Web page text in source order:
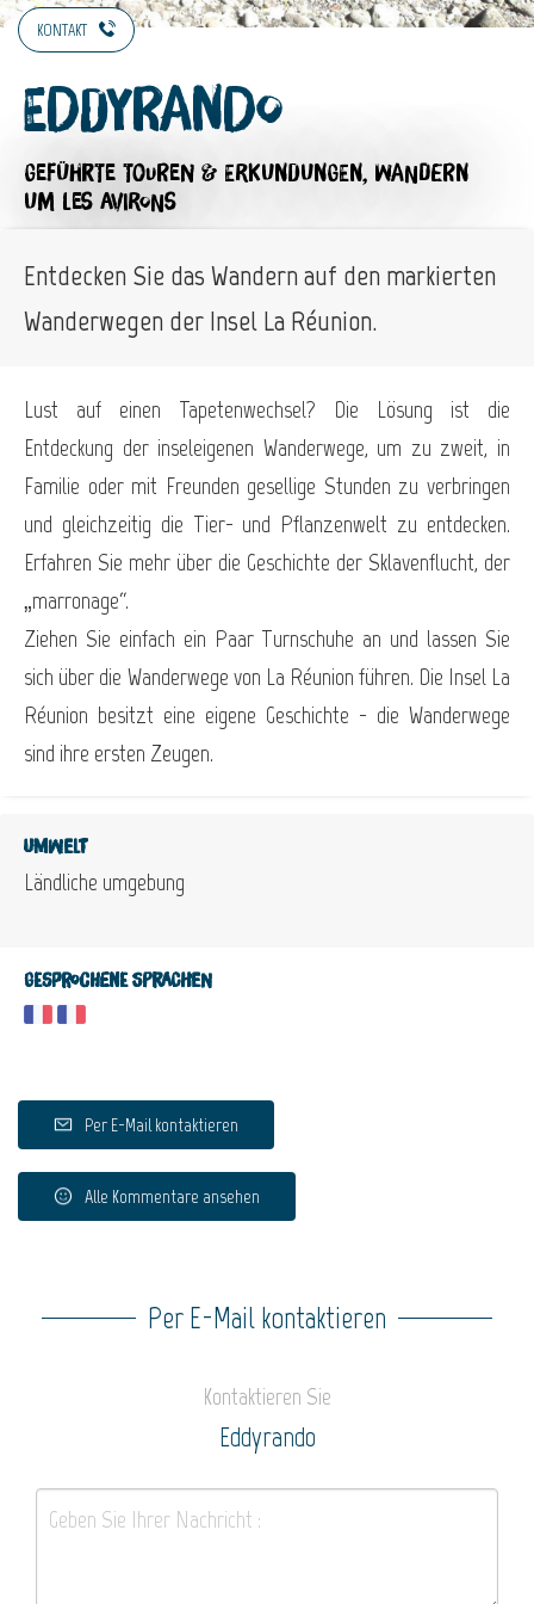
KONTAKT
Eddyrando
GEFÜHRTE TOUREN & ERKUNDUNGEN, WANDERN
UM LES AVIRONS
Entdecken Sie das Wandern auf den markierten
Wanderwegen der Insel La Réunion.
Lust auf einen Tapetenwechsel? Die Lösung ist die
Entdeckung der inseleigenen Wanderwege, um zu zweit, in
Familie oder mit Freunden gesellige Stunden zu verbringen
und gleichzeitig die Tier- und Pflanzenwelt zu entdecken.
Erfahren Sie mehr über die Geschichte der Sklavenflucht, der
„marronage“.
Ziehen Sie einfach ein Paar Turnschuhe an und lassen Sie
sich über die Wanderwege von La Réunion führen. Die Insel La
Réunion besitzt eine eigene Geschichte - die Wanderwege
sind ihre ersten Zeugen.
Umwelt
Ländliche umgebung
Gesprochene Sprachen
Per E-Mail kontaktieren
Alle Kommentare ansehen
Per E-Mail kontaktieren
Kontaktieren Sie
Eddyrando